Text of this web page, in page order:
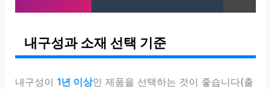
내구성과 소재 선택 기준
내구성이1년 이상인 제품을 선택하는 것이 좋습니다(출